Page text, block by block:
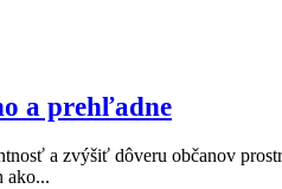
a prehľadne
a zvýšiť dôveru občanov
ako...